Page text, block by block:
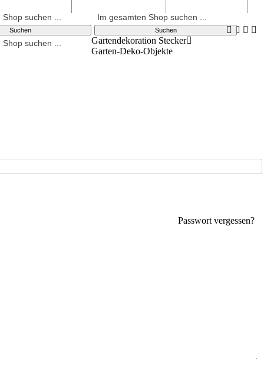
Passwort vergessen?
Gartendekoration Stecker
Garten-Deko-Objekte